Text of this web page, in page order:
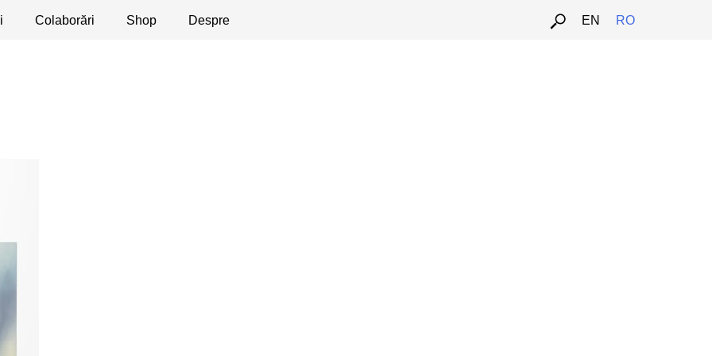
Colaborări Shop Despre EN RO
Dezbateri Apeluri